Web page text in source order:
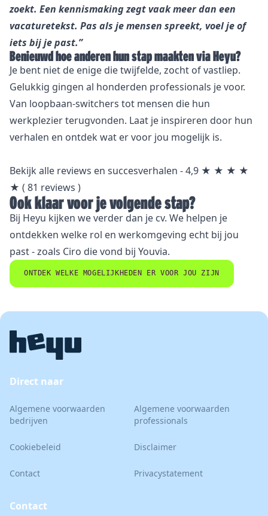
zoekt. Een kennismaking zegt vaak meer dan een
vacaturetekst. Pas als je mensen spreekt, voel je of
iets bij je past.”
Benieuwd hoe anderen hun stap maakten via Heyu?
Je bent niet de enige die twijfelde, zocht of vastliep.
Gelukkig gingen al honderden professionals je voor.
Van loopbaan-switchers tot mensen die hun
werkplezier terugvonden. Laat je inspireren door hun
verhalen en ontdek wat er voor jou mogelijk is.
Bekijk alle reviews en succesverhalen - 4,9 ★ ★ ★ ★
★ ( 81 reviews )
Ook klaar voor je volgende stap?
Bij Heyu kijken we verder dan je cv. We helpen je
ontdekken welke rol en werkomgeving echt bij jou
past - zoals Ciro die vond bij Youvia.
ONTDEK WELKE MOGELIJKHEDEN ER VOOR JOU ZIJN
Direct naar
Algemene voorwaarden
bedrijven
Algemene voorwaarden
professionals
Cookiebeleid Disclaimer
Contact Privacystatement
Contact